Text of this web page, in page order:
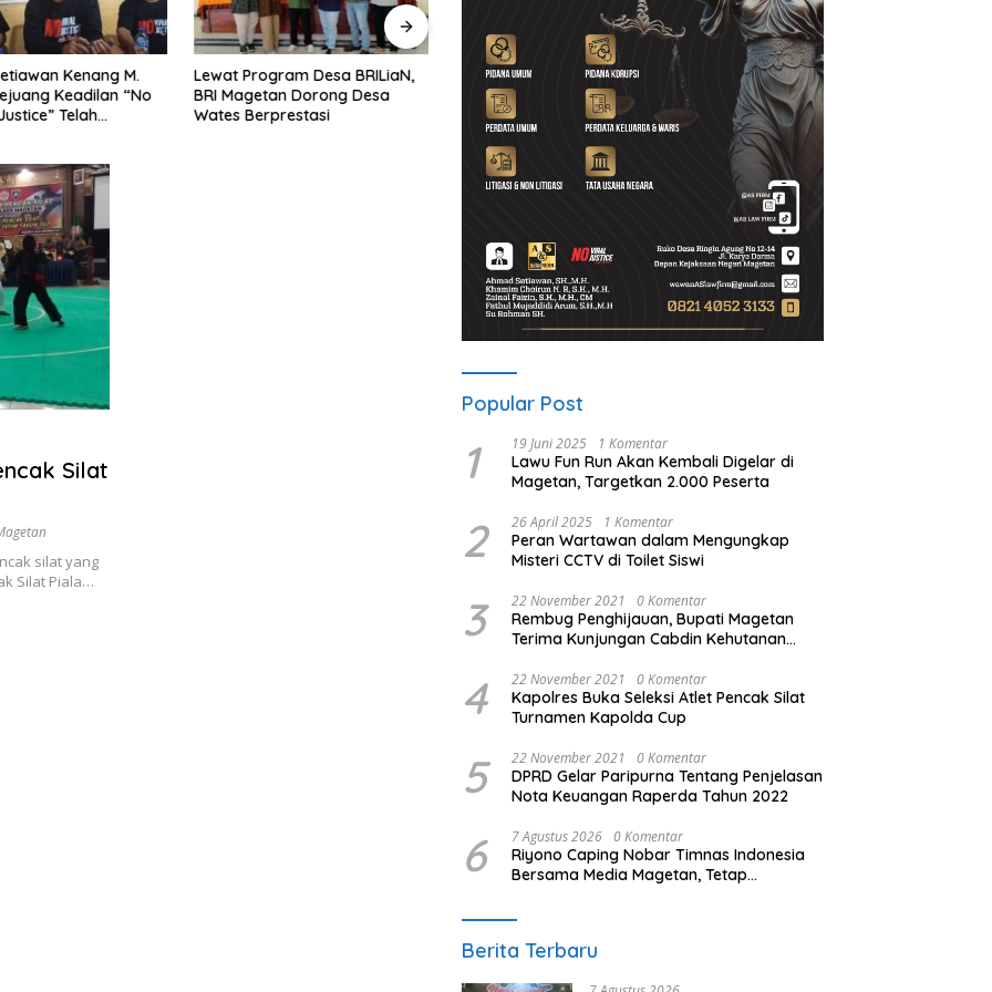
Desa BRILiaN,
Dorong Desa
Noorbiyanto, S.H Nahkodai BPC
Peradin Magetan Periode
2026–2028, Siap Perkuat
UNESA Gelar ICAPSTURE 2026
di Magetan, Dorong Inovasi
untuk Masa Depan
Berkelanjutan
Ketua PWI Magetan: OKK
Penting untuk Mencetak
Wartawan Profesional,
Berintegritas dan Terpercaya
Silat
silat yang
Silat Piala…
Popular Post
1 19 Juni 2025 1 Komentar
Lawu Fun Run Akan Kembali Digelar di
Magetan, Targetkan 2.000 Peserta
2 26 April 2025 1 Komentar
Peran Wartawan dalam Mengungkap
Misteri CCTV di Toilet Siswi
3 22 November 2021 0 Komentar
Rembug Penghijauan, Bupati Magetan
Terima Kunjungan Cabdin Kehutanan
4 22 November 2021 0 Komentar
Kapolres Buka Seleksi Atlet Pencak Silat
Turnamen Kapolda Cup
5 22 November 2021 0 Komentar
DPRD Gelar Paripurna Tentang Penjelasan
Nota Keuangan Raperda Tahun 2022
6 7 Agustus 2026 0 Komentar
Riyono Caping Nobar Timnas Indonesia
Bersama Media Magetan, Tetap
Berita Terbaru